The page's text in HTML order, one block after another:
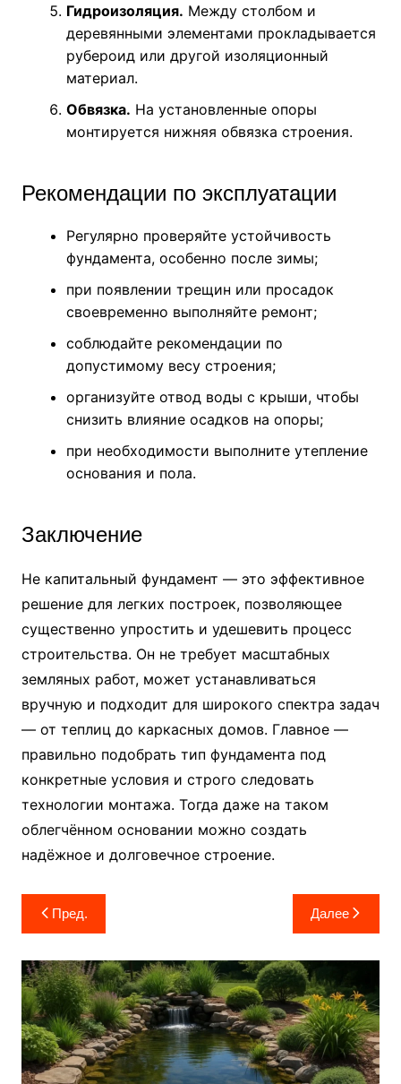
Гидроизоляция. Между столбом и
деревянными элементами прокладывается
рубероид или другой изоляционный
материал.
Обвязка. На установленные опоры
монтируется нижняя обвязка строения.
Рекомендации по эксплуатации
Регулярно проверяйте устойчивость
фундамента, особенно после зимы;
при появлении трещин или просадок
своевременно выполняйте ремонт;
соблюдайте рекомендации по
допустимому весу строения;
организуйте отвод воды с крыши, чтобы
снизить влияние осадков на опоры;
при необходимости выполните утепление
основания и пола.
Заключение
Не капитальный фундамент — это эффективное
решение для легких построек, позволяющее
существенно упростить и удешевить процесс
строительства. Он не требует масштабных
земляных работ, может устанавливаться
вручную и подходит для широкого спектра задач
— от теплиц до каркасных домов. Главное —
правильно подобрать тип фундамента под
конкретные условия и строго следовать
технологии монтажа. Тогда даже на таком
облегчённом основании можно создать
надёжное и долговечное строение.
Навигация
по
записям
Пред. Далее